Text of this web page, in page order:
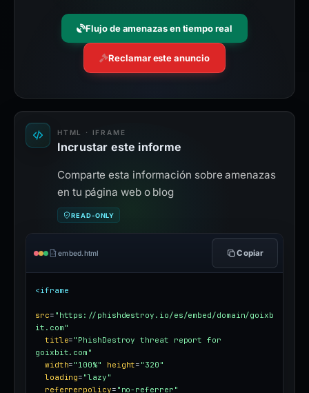
Flujo de amenazas en tiempo real
Reclamar este anuncio
HTML · IFRAME
Incrustar este informe
Comparte esta información sobre amenazas
en tu página web o blog
READ-ONLY
embed.html Copiar
<iframe
src= "https://phishdestroy.io/es/embed/domain/goixb
it.com"
title= "PhishDestroy threat report for
goixbit.com"
width= "100%" height= "320"
loading= "lazy"
referrerpolicy= "no-referrer"